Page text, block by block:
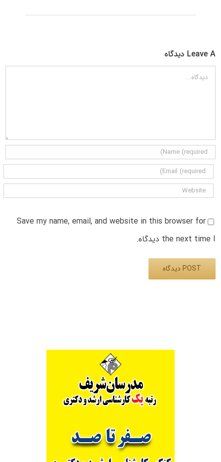
Leave A دیدگاه
دیدگاه
Save my name, email, and website in this browser for
the next time I دیدگاه.